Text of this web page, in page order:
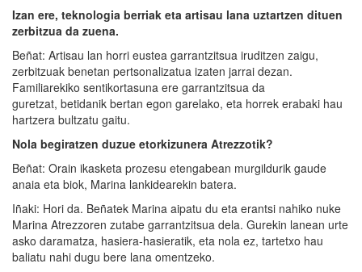
Izan ere, teknologia berriak eta artisau lana uztartzen dituen
zerbitzua da zuena.
Beñat: Artisau lan horri eustea garrantzitsua iruditzen zaigu,
zerbitzuak benetan pertsonalizatua izaten jarrai dezan.
Familiarekiko sentikortasuna ere garrantzitsua da
guretzat, betidanik bertan egon garelako, eta horrek erabaki hau
hartzera bultzatu gaitu.
Nola begiratzen duzue etorkizunera Atrezzotik?
Beñat: Orain ikasketa prozesu etengabean murgildurik gaude
anaia eta biok, Marina lankidearekin batera.
Iñaki: Hori da. Beñatek Marina aipatu du eta erantsi nahiko nuke
Marina Atrezzoren zutabe garrantzitsua dela. Gurekin lanean urte
asko daramatza, hasiera-hasieratik, eta nola ez, tartetxo hau
baliatu nahi dugu bere lana omentzeko.